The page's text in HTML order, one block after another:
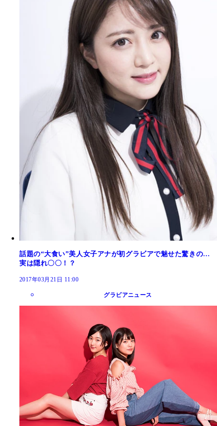
話題の“大食い”美人女子アナが初グラビアで魅せた驚きの…
実は隠れ〇〇！？
2017年03月21日 11:00
グラビアニュース